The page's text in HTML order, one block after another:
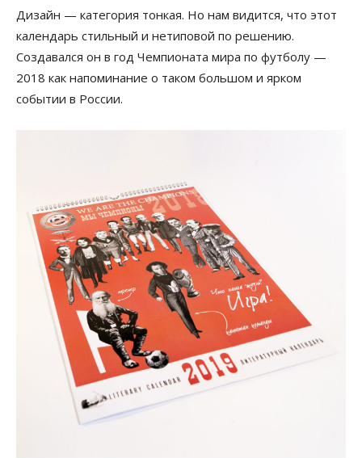
Дизайн — категория тонкая. Но нам видится, что этот
календарь стильный и нетиповой по решению.
Создавался он в год Чемпионата мира по футболу —
2018 как напоминание о таком большом и ярком
событии в России.